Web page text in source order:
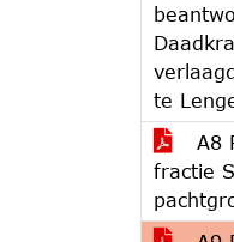
te
A8
fractie